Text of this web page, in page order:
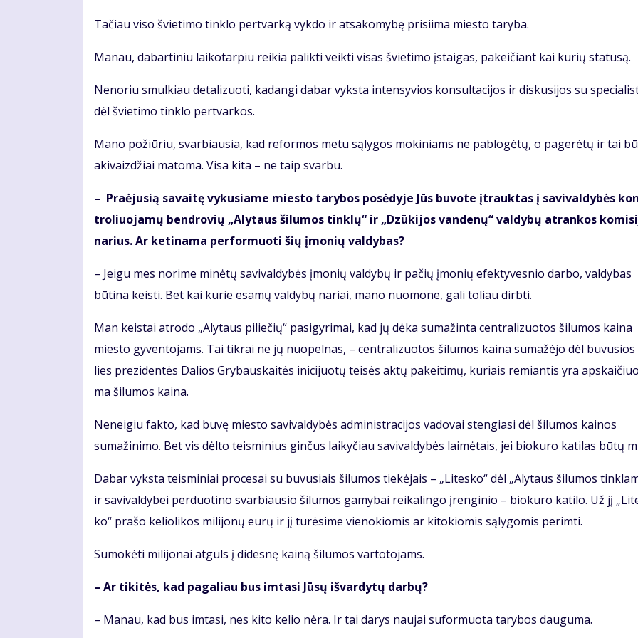
Tačiau viso švietimo tinklo pertvarką vykdo ir atsakomybę prisiima miesto taryba.
Manau, dabartiniu laikotarpiu reikia palikti veikti visas švietimo įstaigas, pakeičiant kai kurių statusą.
Nenoriu smulkiau detalizuoti, kadangi dabar vyksta intensyvios konsultacijos ir diskusijos su
dėl švietimo tinklo pertvarkos.
Mano požiūriu, svarbiausia, kad reformos metu sąlygos mokiniams ne pablogėtų, o pagerėtų ir tai
akivaizdžiai matoma. Visa kita – ne taip svarbu.
– Pra­ėju­sią sa­vai­tę vy­ku­sia­me mies­to ta­ry­bos po­sė­dy­je Jūs bu­vo­te įtrauk­tas į sa­vi­val­dy­bės
tro­liuo­ja­mų ben­dro­vių „Aly­taus ši­lu­mos tin­klų“ ir „Dzū­ki­jos van­de­nų“ val­dy­bų at­ran­kos
na­rius. Ar ke­ti­na­ma per­for­muo­ti šių įmo­nių val­dy­bas?
– Jei­gu mes no­ri­me mi­nė­tų sa­vi­val­dy­bės įmo­nių val­dy­bų ir pačių įmonių efek­ty­ves­nio dar­bo, val­dybas
būtina keis­ti. Bet kai kurie esamų valdybų nariai, mano nuomone, gali toliau dirbti.
Man keis­tai at­ro­do „Aly­taus pi­lie­čių“ pa­si­gy­ri­mai, kad jų dė­ka su­ma­žin­ta cen­tra­li­zuo­tos ši­lu­mos kai­na
mies­to gy­ven­to­jams. Tai tik­rai ne jų nuo­pel­nas, – cen­tra­li­zuo­tos ši­lu­mos kai­na su­ma­žė­jo dėl
lies pre­zi­den­tės Da­lios Gry­baus­kai­tės ini­ci­juo­tų tei­sės ak­tų pa­kei­ti­mų, ku­riais re­mian­tis yra
ma ši­lu­mos kai­na.
Neneigiu fakto, kad buvę miesto savivaldybės administracijos vadovai stengiasi dėl šilumos kainos
sumažinimo. Bet vis dėlto teisminius ginčus laikyčiau savi­valdybės laimėtais, jei biokuro katilas būtų
Da­bar vyks­ta teis­mi­niai pro­ce­sai su bu­vu­siais ši­lu­mos tie­kė­jais – „Li­tes­ko“ dėl „Aly­taus ši­lu­mos
ir sa­vi­val­dy­bei per­duo­ti­no svar­biau­sio ši­lu­mos ga­my­bai rei­ka­lin­go įren­gi­nio – bio­ku­ro ka­ti­lo. Už jį
ko“ pra­šo ke­lio­li­kos mi­li­jo­nų eu­rų ir jį tu­rė­si­me vie­no­kio­mis ar ki­to­kio­mis są­ly­go­mis per­im­ti.
Su­mo­kė­ti mi­li­jo­nai at­guls į di­des­nę kai­ną ši­lu­mos var­to­to­jams.
– Ar ti­ki­tės, kad pa­ga­liau bus im­ta­si Jū­sų iš­var­dy­tų dar­bų?
– Ma­nau, kad bus im­ta­si, nes ki­to ke­lio nė­ra. Ir tai da­rys nau­jai su­for­muo­ta ta­ry­bos dau­gu­ma.